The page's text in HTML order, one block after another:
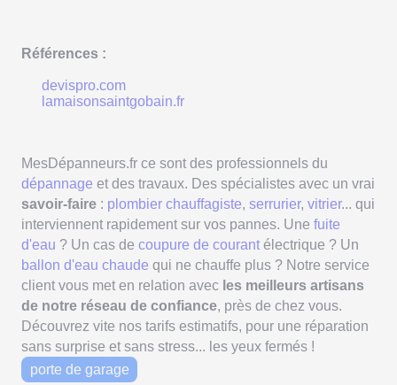
Références :
devispro.com
lamaisonsaintgobain.fr
MesDépanneurs.fr ce sont des professionnels du
dépannage et des travaux. Des spécialistes avec un vrai
savoir-faire : plombier chauffagiste, serrurier, vitrier... qui
interviennent rapidement sur vos pannes. Une fuite
d'eau ? Un cas de coupure de courant électrique ? Un
ballon d'eau chaude qui ne chauffe plus ? Notre service
client vous met en relation avec les meilleurs artisans
de notre réseau de confiance, près de chez vous.
Découvrez vite nos tarifs estimatifs, pour une réparation
sans surprise et sans stress... les yeux fermés !
porte de garage